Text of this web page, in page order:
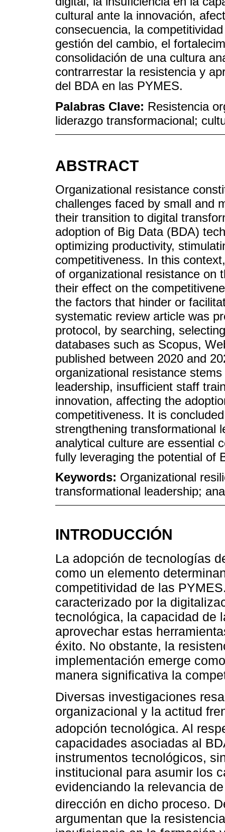
cultural ante la innovación,
consecuencia, la
gestión del cambio, el
consolidación de una cultura
contrarrestar la resistencia y
del BDA en las PYMES.
Palabras Clave: Resistencia
liderazgo transformacional;
ABSTRACT
Organizational resistance
challenges faced by small and
their transition to digital
adoption of Big Data (BDA)
optimizing productivity,
competitiveness. In this
of organizational resistance on
their effect on the
the factors that hinder or
systematic review article was
protocol, by searching,
databases such as Scopus,
published between 2020 and
organizational resistance
leadership, insufficient staff
innovation, affecting the
competitiveness. It is
strengthening transformational
analytical culture are essential
fully leveraging the potential of
Keywords: Organizational
transformational leadership;
INTRODUCCIÓN
La adopción de tecnologías
como un elemento
competitividad de las
caracterizado por la
tecnológica, la capacidad de
aprovechar estas
éxito. No obstante, la
implementación emerge
manera significativa la
Diversas investigaciones
organizacional y la actitud
adopción tecnológica. Al
capacidades asociadas al
instrumentos tecnológicos,
institucional para asumir los
evidenciando la relevancia
dirección en dicho proceso.
argumentan que la